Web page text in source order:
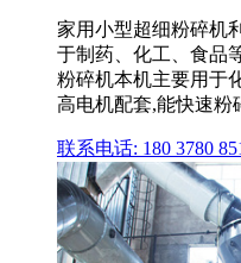
家用小型超细粉碎机
于制药、化工、食品
粉碎机本机主要用于
高电机配套,能快速粉
联系电话: 180 3780